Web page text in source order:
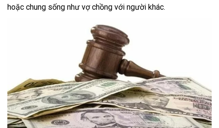
hoặc chung sống như vợ chồng với người khác.